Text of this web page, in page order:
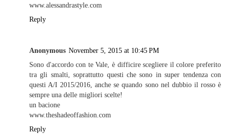
www.alessandrastyle.com
Reply
Anonymous November 5, 2015 at 10:45 PM
Sono d'accordo con te Vale, è difficire scegliere il colore preferito
tra gli smalti, soprattutto questi che sono in super tendenza con
questi A/I 2015/2016, anche se quando sono nel dubbio il rosso è
sempre una delle migliori scelte!
un bacione
www.theshadeoffashion.com
Reply